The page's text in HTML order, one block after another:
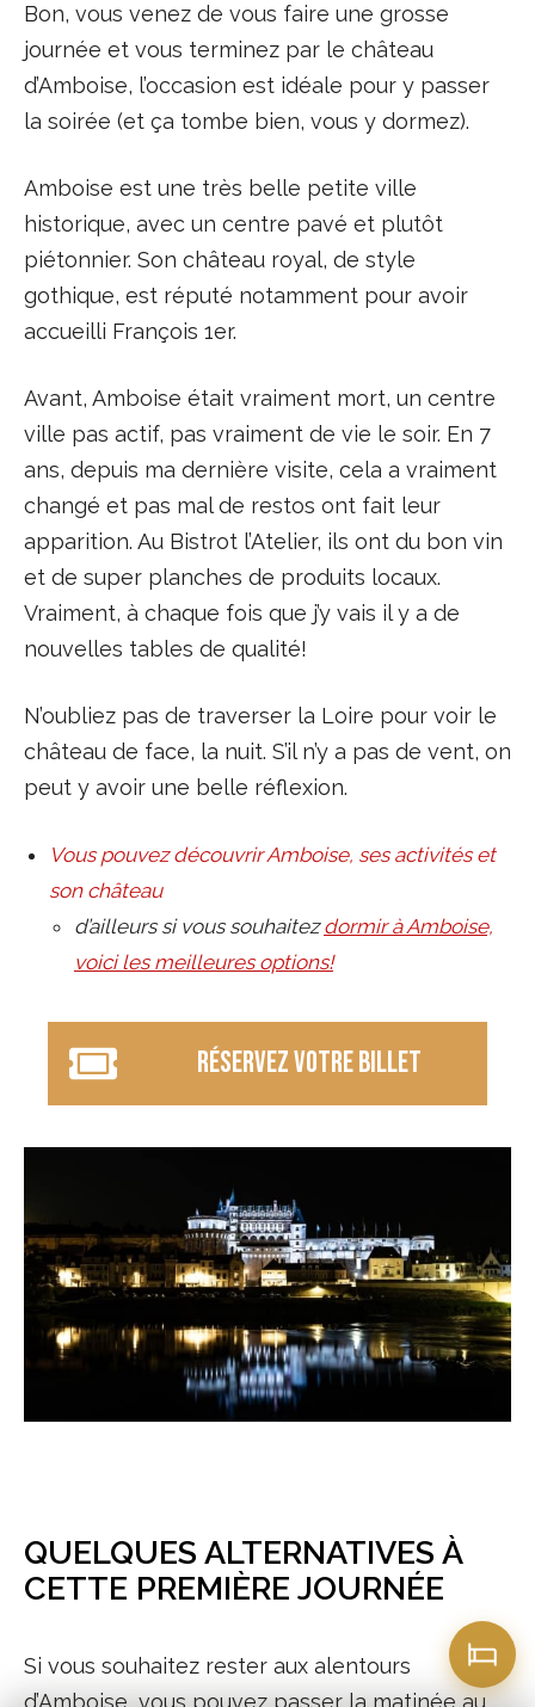
Bon, vous venez de vous faire une grosse
journée et vous terminez par le château
d’Amboise, l’occasion est idéale pour y passer
la soirée (et ça tombe bien, vous y dormez).
Amboise est une très belle petite ville
historique, avec un centre pavé et plutôt
piétonnier. Son château royal, de style
gothique, est réputé notamment pour avoir
accueilli François 1er.
Avant, Amboise était vraiment mort, un centre
ville pas actif, pas vraiment de vie le soir. En 7
ans, depuis ma dernière visite, cela a vraiment
changé et pas mal de restos ont fait leur
apparition. Au Bistrot l’Atelier, ils ont du bon vin
et de super planches de produits locaux.
Vraiment, à chaque fois que j’y vais il y a de
nouvelles tables de qualité!
N’oubliez pas de traverser la Loire pour voir le
château de face, la nuit. S’il n’y a pas de vent, on
peut y avoir une belle réflexion.
Vous pouvez découvrir Amboise, ses activités et
son château
d’ailleurs si vous souhaitezdormir à Amboise,
voici les meilleures options!
réservez votre billet
QUELQUES ALTERNATIVES À
CETTE PREMIÈRE JOURNÉE
Si vous souhaitez rester aux alentours
d’Amboise, vous pouvez passer la matinée au